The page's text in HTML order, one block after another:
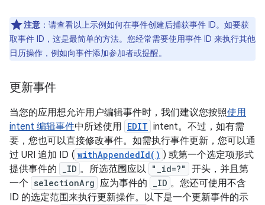
注意 ：请查看以上示例如何在事件创建后捕获事件 ID。如要获
取事件 ID，这是最简单的方法。您经常需要使用事件 ID 来执行其他
日历操作，例如向事件添加参加者或提醒。
更新事件
当您的应用想允许用户编辑事件时，我们建议您按照使用
intent 编辑事件中所述使用 EDIT intent。不过，如有需
要，您也可以直接修改事件。如需执行事件更新，您可以通
过 URI 追加 ID ( withAppendedId() ) 或第一个选定项形式
提供事件的
_ID 。所选范围应以 "_id=?"
开头，并且第
一个 selectionArg 应为事件的 _ID 。您还可使用不含
ID 的选定范围来执行更新操作。以下是一个更新事件的示